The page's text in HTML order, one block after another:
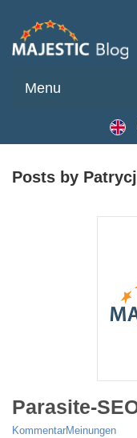
Menu
Posts by
Parasite-
KommentarMeinungen